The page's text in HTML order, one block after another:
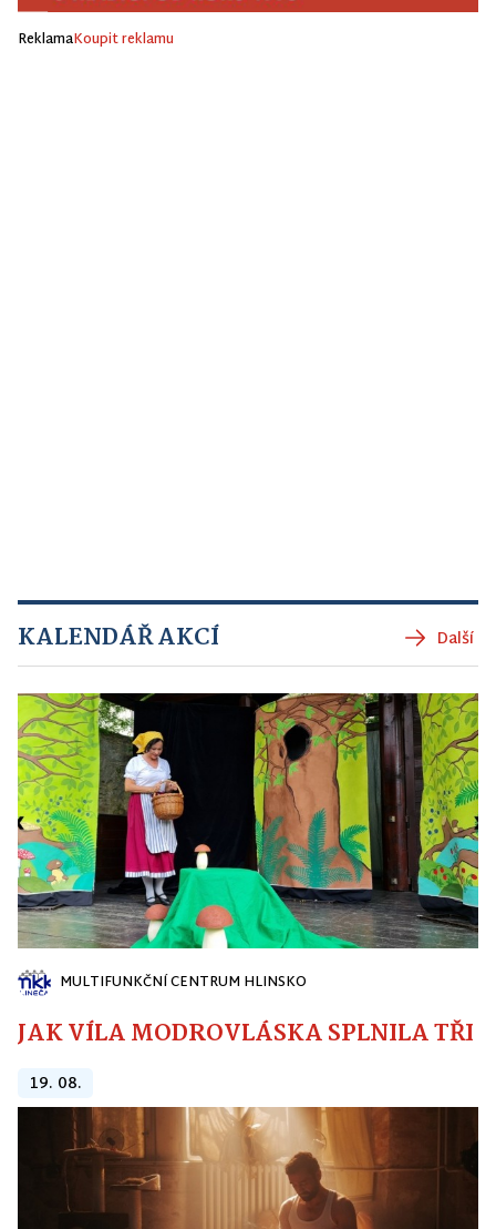
ReklamaKoupit reklamu
KALENDÁŘ AKCÍ Další
MULTIFUNKČNÍ CENTRUM HLINSKO
JAK VÍLA MODROVLÁSKA SPLNILA
19. 08.